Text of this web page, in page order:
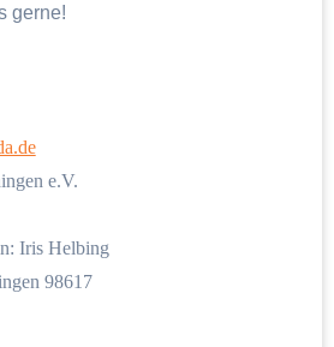
gerne!
e.V.
Iris Helbing
98617